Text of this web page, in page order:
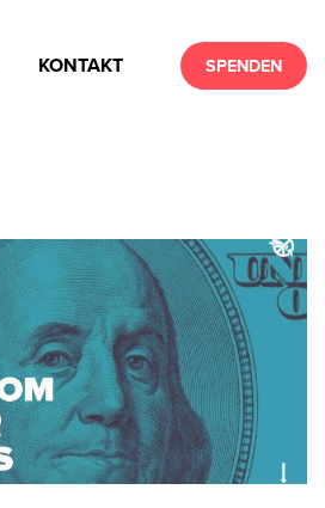
KONTAKT SPENDEN